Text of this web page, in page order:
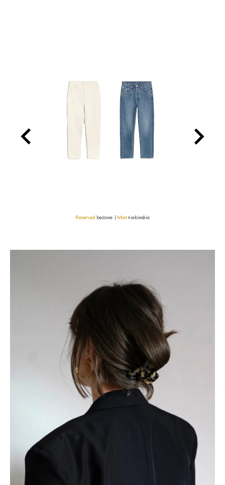
Reserved beżowe |Arketniebieskie